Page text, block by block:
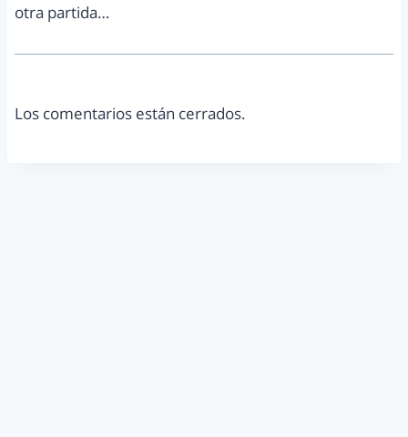
otra partida…
Los comentarios están cerrados.